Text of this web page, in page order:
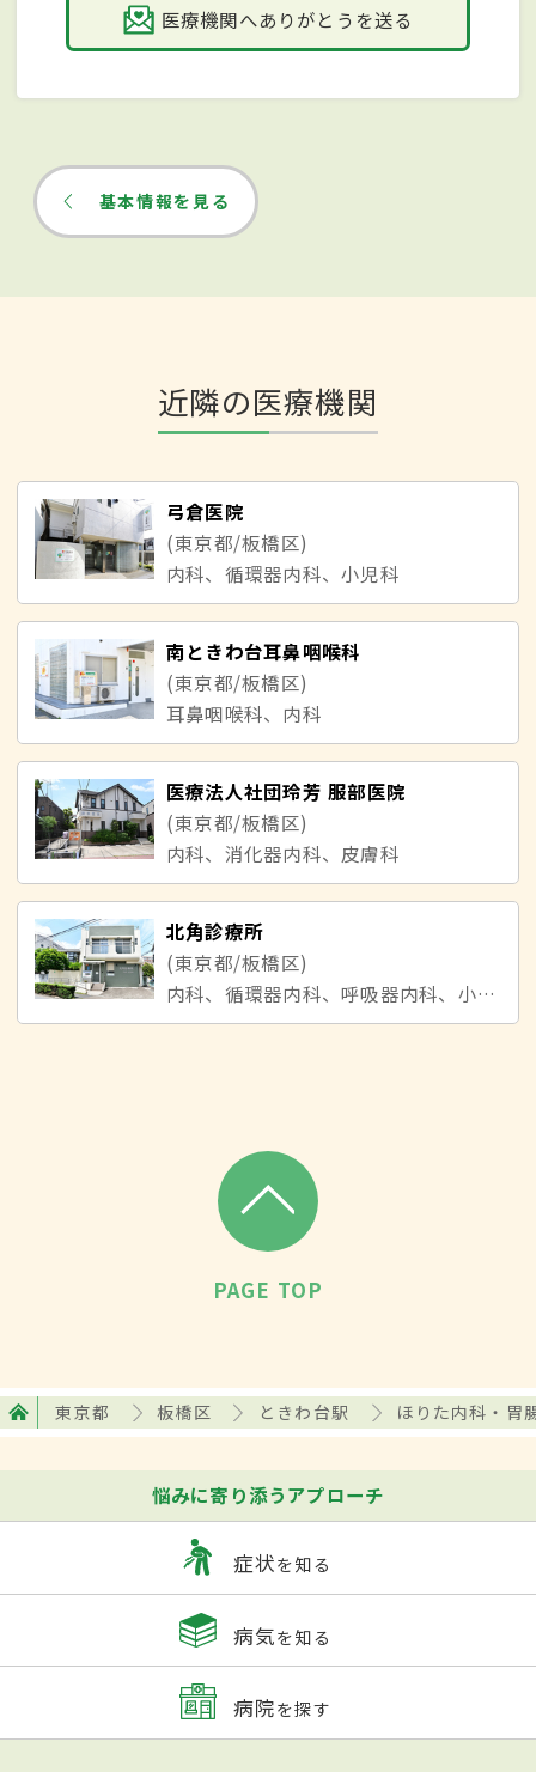
医療機関へありがとうを送る
基本情報を見る
近隣の医療機関
弓倉医院
(東京都/板橋区)
内科、循環器内科、小児科
南ときわ台耳鼻咽喉科
(東京都/板橋区)
耳鼻咽喉科、内科
医療法人社団玲芳 服部医院
(東京都/板橋区)
内科、消化器内科、皮膚科
北角診療所
(東京都/板橋区)
内科、循環器内科、呼吸器内科、小児科
PAGE TOP
東京都 板橋区 ときわ台駅 ほりた内科・胃
悩みに寄り添うアプローチ
症状を知る
病気を知る
病院を探す